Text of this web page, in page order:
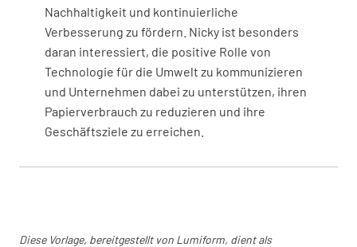
Abschluss
Zusätzliche Beobachtungen
Nachhaltigkeit und kontinuierliche
Verbesserung zu fördern. Nicky ist besonders
daran interessiert, die positive Rolle von
Technologie für die Umwelt zu kommunizieren
und Unternehmen dabei zu unterstützen, ihren
Papierverbrauch zu reduzieren und ihre
Geschäftsziele zu erreichen.
Diese Vorlage, bereitgestellt von Lumiform, dient als